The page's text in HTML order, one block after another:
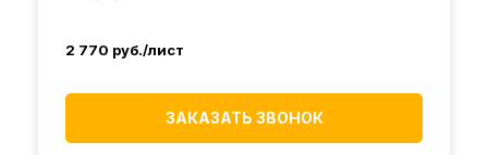
2 770 руб./лист
ЗАКАЗАТЬ ЗВОНОК